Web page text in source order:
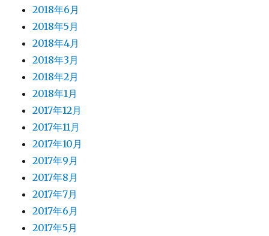
2018年6月
2018年5月
2018年4月
2018年3月
2018年2月
2018年1月
2017年12月
2017年11月
2017年10月
2017年9月
2017年8月
2017年7月
2017年6月
2017年5月